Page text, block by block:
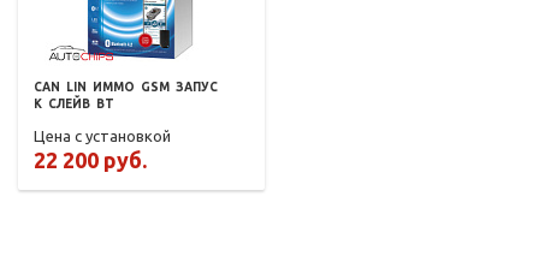
CAN LIN ИММО GSM ЗАПУС
К СЛЕЙВ BT
Цена с установкой
22 200 руб.